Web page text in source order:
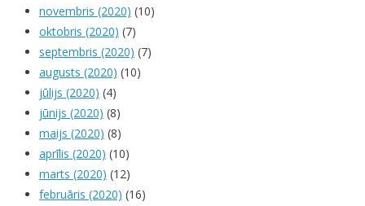
novembris (2020) (10)
oktobris (2020) (7)
septembris (2020) (7)
augusts (2020) (10)
jūlijs (2020) (4)
jūnijs (2020) (8)
maijs (2020) (8)
aprīlis (2020) (10)
marts (2020) (12)
februāris (2020) (16)